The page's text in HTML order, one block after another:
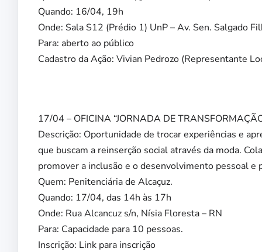
Quando: 16/04, 19h
Onde: Sala S12 (Prédio 1) UnP – Av. Sen. Salgado
Para: aberto ao público
Cadastro da Ação: Vivian Pedrozo (Representante
17/04 – OFICINA “JORNADA DE
Descrição: Oportunidade de trocar experiências e
que buscam a reinserção social através da moda.
promover a inclusão e o desenvolvimento pessoal e
Quem: Penitenciária de Alcaçuz.
Quando: 17/04, das 14h às 17h
Onde: Rua Alcancuz s/n, Nísia Floresta – RN
Para: Capacidade para 10 pessoas.
Inscrição: Link para inscrição